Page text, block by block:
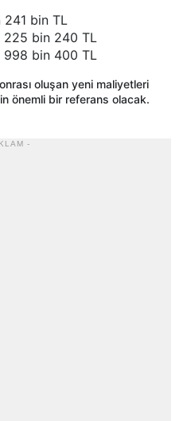
241 bin TL
225 bin 240 TL
998 bin 400 TL
oluşan yeni maliyetleri
önemli bir referans olacak.
-